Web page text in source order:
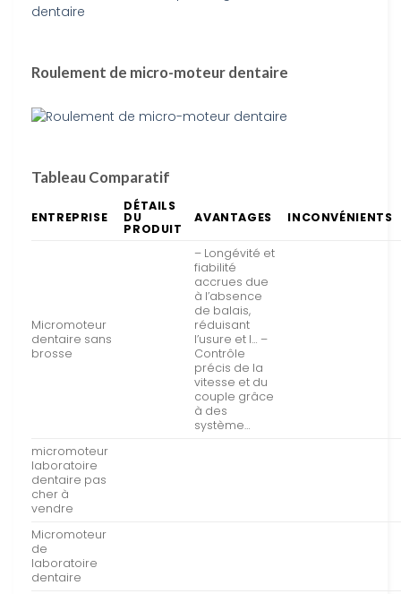
Roulement de micro-moteur dentaire
Tableau Comparatif
ENTREPRISE
DÉTAILS
DU
PRODUIT
AVANTAGES INCONVÉNIENTS
Micromoteur
dentaire sans
brosse
– Longévité et
fiabilité
accrues due
à l’absence
de balais,
réduisant
l’usure et l… –
Contrôle
précis de la
vitesse et du
couple grâce
à des
système…
micromoteur
laboratoire
dentaire pas
cher à
vendre
Micromoteur
de
laboratoire
dentaire